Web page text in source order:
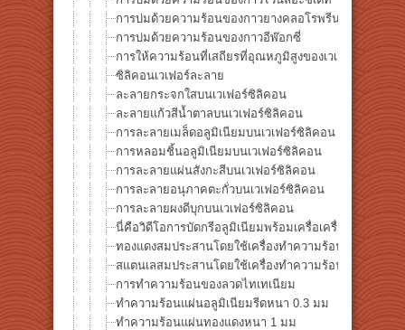
การบ่มด้วยความร้อนของกาวยางคลอโรพรีน
การบ่มด้วยความร้อนของกาวอีพ๊อกซี่
การให้ความร้อนที่เสถียรที่อุณหภูมิสูงของเวเฟอร์ซิลิคอน
ซิลิคอนเวเฟอร์ละลาย
ละลายกระจกใสบนเวเฟอร์ซิลิคอน
ละลายแก้วสีน้ำตาลบนเวเฟอร์ซิลิคอน
การละลายเมล็ดอลูมิเนียมบนเวเฟอร์ซิลิคอน
การหลอมชิ้นอลูมิเนียมบนเวเฟอร์ซิลิคอน
การละลายแผ่นสังกะสีบนเวเฟอร์ซิลิคอน
การละลายอนุภาคตะกั่วบนเวเฟอร์ซิลิคอน
การละลายผงดีบุกบนเวเฟอร์ซิลิคอน
นี่คือวิดีโอการบัดกรีอลูมิเนียมพร้อมเครื่อเครื่องทำความร้
ทองแดงสมประสานโดยใช้เครื่องทำความร้อนจุดฮาโลเจน
สแตนเลสมประสานโดยใช้เครื่องทำความร้อนจุดฮาโลเจน
การทำความร้อนของลวดไทเทเนียม
ทำความร้อนแผ่นอลูมิเนียมรีดหนา 0.3 มม
ทำความร้อนแผ่นทองแดงหนา 1 มม